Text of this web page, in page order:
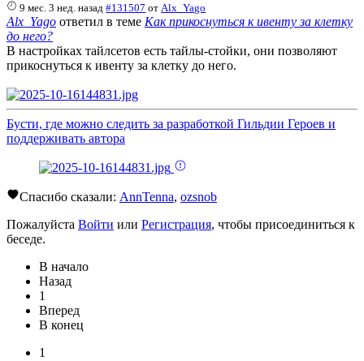
9 мес. 3 нед. назад #131507 от Alx_Yago
Alx_Yago ответил в теме Как прикоснуться к ивенту за клетку
до него?
В настройках тайлсетов есть тайлы-стойки, они позволяют
прикоснуться к ивенту за клетку до него.
Бусти, где можно следить за разработкой Гильдии Героев и
поддерживать автора
Спасибо сказали: AnnTenna, ozsnob
Пожалуйста Войти или Регистрация, чтобы присоединиться к
беседе.
В начало
Назад
1
Вперед
В конец
1